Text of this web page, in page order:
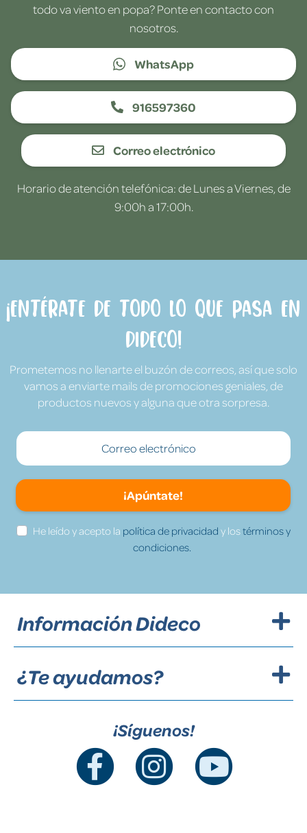
todo va viento en popa? Ponte en contacto con
nosotros.
WhatsApp
916597360
Correo electrónico
Horario de atención telefónica: de Lunes a Viernes, de
9:00h a 17:00h.
¡Entérate de todo lo que pasa en
Dideco!
Prometemos no llenarte el buzón de correos, así que solo
vamos a enviarte mails de promociones geniales, de
productos nuevos y alguna que otra sorpresa.
¡Apúntate!
He leído y acepto la política de privacidad y lostérminos y
condiciones.
Información Dideco
¿Te ayudamos?
¡Síguenos!